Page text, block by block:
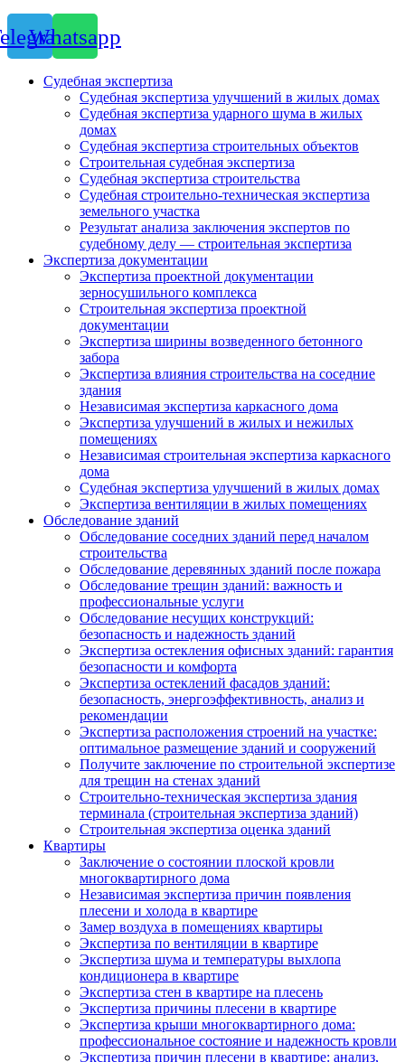
Whatsapp
Судебная экспертиза
Судебная экспертиза улучшений в жилых домах
Судебная экспертиза ударного шума в жилых
домах
Судебная экспертиза строительных объектов
Строительная судебная экспертиза
Судебная экспертиза строительства
Судебная строительно-техническая экспертиза
земельного участка
Результат анализа заключения экспертов по
судебному делу — строительная экспертиза
Экспертиза документации
Экспертиза проектной документации
зерносушильного комплекса
Строительная экспертиза проектной
документации
Экспертиза ширины возведенного бетонного
забора
Экспертиза влияния строительства на соседние
здания
Независимая экспертиза каркасного дома
Экспертиза улучшений в жилых и нежилых
помещениях
Независимая строительная экспертиза каркасного
дома
Судебная экспертиза улучшений в жилых домах
Экспертиза вентиляции в жилых помещениях
Обследование зданий
Обследование соседних зданий перед началом
строительства
Обследование деревянных зданий после пожара
Обследование трещин зданий: важность и
профессиональные услуги
Обследование несущих конструкций:
безопасность и надежность зданий
Экспертиза остекления офисных зданий: гарантия
безопасности и комфорта
Экспертиза остеклений фасадов зданий:
безопасность, энергоэффективность, анализ и
рекомендации
Экспертиза расположения строений на участке:
оптимальное размещение зданий и сооружений
Получите заключение по строительной экспертизе
для трещин на стенах зданий
Строительно-техническая экспертиза здания
терминала (строительная экспертиза зданий)
Строительная экспертиза оценка зданий
Квартиры
Заключение о состоянии плоской кровли
многоквартирного дома
Независимая экспертиза причин появления
плесени и холода в квартире
Замер воздуха в помещениях квартиры
Экспертиза по вентиляции в квартире
Экспертиза шума и температуры выхлопа
кондиционера в квартире
Экспертиза стен в квартире на плесень
Экспертиза причины плесени в квартире
Экспертиза крыши многоквартирного дома:
профессиональное состояние и надежность кровли
Экспертиза причин плесени в квартире: анализ,